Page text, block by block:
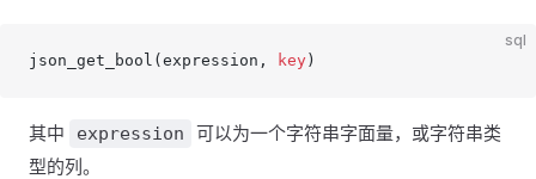
sql
json_get_bool(expression,
key )
其中 expression
可以为一个字符串字面量，或字符串类
型的列。